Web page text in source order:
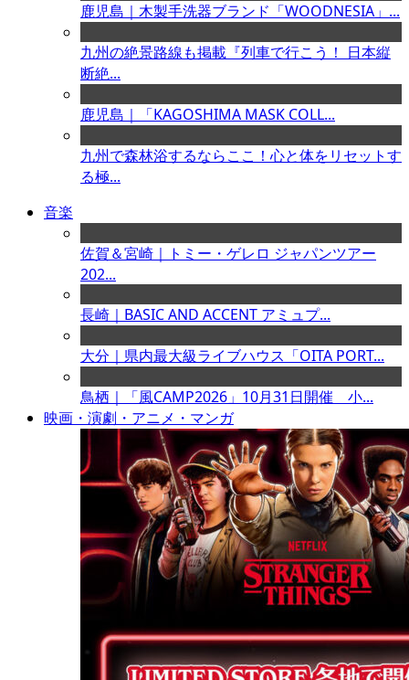
鹿児島｜木製手洗器ブランド「WOODNESIA」...
九州の絶景路線も掲載『列車で行こう！ 日本縦
断絶...
鹿児島｜「KAGOSHIMA MASK COLL...
九州で森林浴するならここ！心と体をリセットす
る極...
音楽
佐賀＆宮崎｜トミー・ゲレロ ジャパンツアー
202...
長崎｜BASIC AND ACCENT アミュプ...
大分｜県内最大級ライブハウス「OITA PORT...
鳥栖｜「風CAMP2026」10月31日開催 小...
映画・演劇・アニメ・マンガ